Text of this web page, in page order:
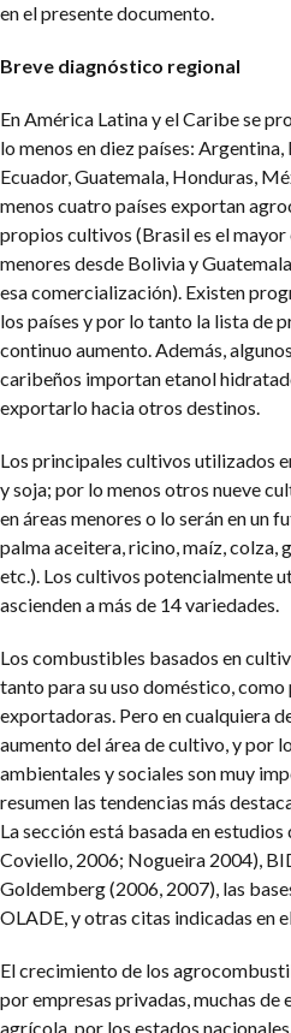
en el presente documento.
Breve diagnóstico regional
En América Latina y el Caribe se
lo menos en diez países:
Ecuador, Guatemala, Honduras,
menos cuatro países exportan
propios cultivos (Brasil es el
menores desde Bolivia y
esa comercialización). Existen
los países y por lo tanto la lista de
continuo aumento. Además,
caribeños importan etanol
exportarlo hacia otros destinos.
Los principales cultivos utilizados
y soja; por lo menos otros nueve
en áreas menores o lo serán en un
palma aceitera, ricino, maíz, colza,
etc.). Los cultivos potencialmente
ascienden a más de 14 variedades.
Los combustibles basados en
tanto para su uso doméstico,
exportadoras. Pero en cualquiera
aumento del área de cultivo, y por
ambientales y sociales son muy
resumen las tendencias más
La sección está basada en
Coviello, 2006; Nogueira 2004),
Goldemberg (2006, 2007), las
OLADE, y otras citas indicadas en
El crecimiento de los
por empresas privadas, muchas de
agrícola, por los estados